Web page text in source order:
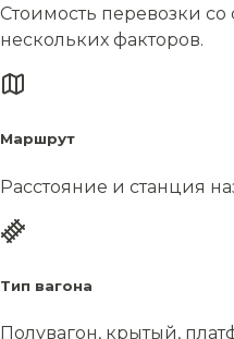
Стоимость перевозки со
нескольких факторов.
Маршрут
Расстояние и станция
Тип вагона
Полувагон, крытый,